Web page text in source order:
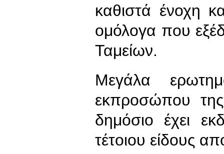
καθιστά ένοχη
ομόλογα που
Ταμείων.
Μεγάλα
εκπροσώπου
δημόσιο έχει
τέτοιου είδους